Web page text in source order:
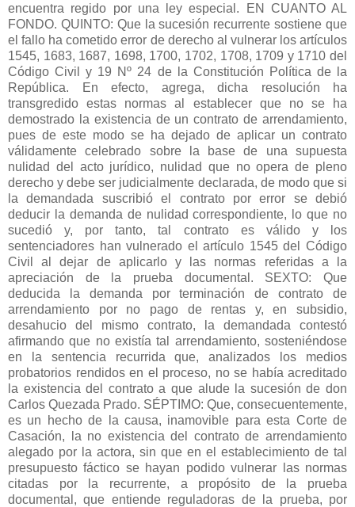
encuentra regido por una ley especial. EN CUANTO AL
FONDO. QUINTO: Que la sucesión recurrente sostiene que
el fallo ha cometido error de derecho al vulnerar los artículos
1545, 1683, 1687, 1698, 1700, 1702, 1708, 1709 y 1710 del
Código Civil y 19 Nº 24 de la Constitución Política de la
República. En efecto, agrega, dicha resolución ha
transgredido estas normas al establecer que no se ha
demostrado la existencia de un contrato de arrendamiento,
pues de este modo se ha dejado de aplicar un contrato
válidamente celebrado sobre la base de una supuesta
nulidad del acto jurídico, nulidad que no opera de pleno
derecho y debe ser judicialmente declarada, de modo que si
la demandada suscribió el contrato por error se debió
deducir la demanda de nulidad correspondiente, lo que no
sucedió y, por tanto, tal contrato es válido y los
sentenciadores han vulnerado el artículo 1545 del Código
Civil al dejar de aplicarlo y las normas referidas a la
apreciación de la prueba documental. SEXTO: Que
deducida la demanda por terminación de contrato de
arrendamiento por no pago de rentas y, en subsidio,
desahucio del mismo contrato, la demandada contestó
afirmando que no existía tal arrendamiento, sosteniéndose
en la sentencia recurrida que, analizados los medios
probatorios rendidos en el proceso, no se había acreditado
la existencia del contrato a que alude la sucesión de don
Carlos Quezada Prado. SÉPTIMO: Que, consecuentemente,
es un hecho de la causa, inamovible para esta Corte de
Casación, la no existencia del contrato de arrendamiento
alegado por la actora, sin que en el establecimiento de tal
presupuesto fáctico se hayan podido vulnerar las normas
citadas por la recurrente, a propósito de la prueba
documental, que entiende reguladoras de la prueba, por